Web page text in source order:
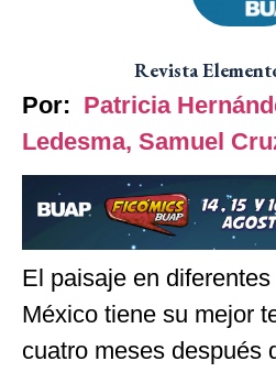
Revista
Por: Patricia
Ledesma, Samuel
El paisaje en
México tiene su mejor
cuatro meses después